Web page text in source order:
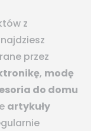
z
przez
, modę
do domu
artykuły